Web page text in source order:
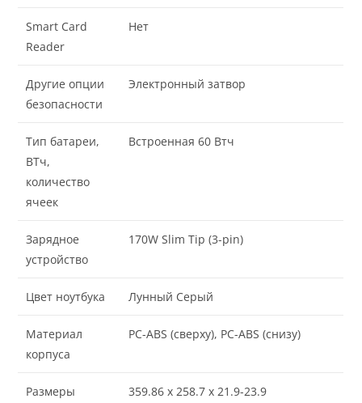
Smart Card
Reader
Нет
Другие опции
безопасности
Электронный затвор
Тип батареи,
ВТч,
количество
ячеек
Встроенная 60 Втч
Зарядное
устройство
170W Slim Tip (3-pin)
Цвет ноутбука Лунный Серый
Материал
корпуса
PC-ABS (сверху), PC-ABS (снизу)
Размеры
359.86 x 258.7 x 21.9-23.9